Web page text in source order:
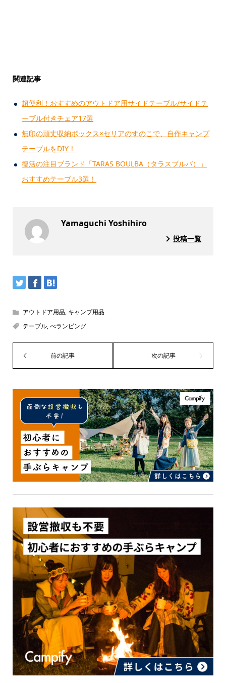
関連記事
超便利！おすすめのアウトドア用サイドテーブル/サイドテ
ーブル付きチェア17選
無印の頑丈収納ボックス×セリアのすのこで、自作キャンプ
テーブルをDIY！
復活の注目ブランド「TARAS BOULBA（タラスブルバ）」
おすすめテーブル3選！
Yamaguchi Yoshihiro
投稿一覧
アウトドア用品, キャンプ用品
テーブル,べランピング